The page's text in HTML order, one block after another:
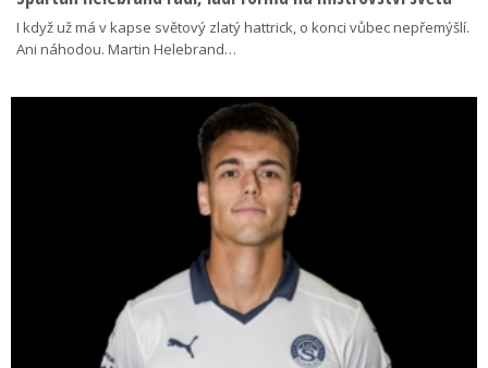
I když už má v kapse světový zlatý hattrick, o konci vůbec nepřemýšlí.
Ani náhodou. Martin Helebrand…